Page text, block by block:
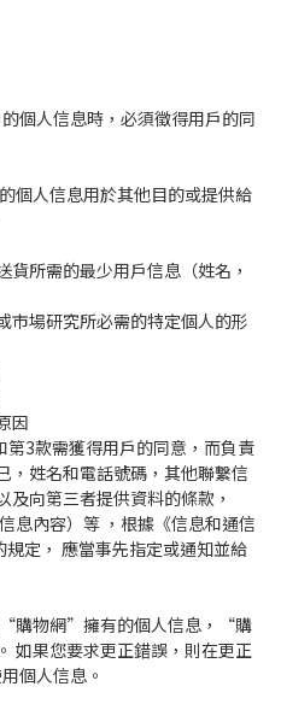
人信息時，必須徵得用戶的同
個人信息用於其他目的或提供給
所需的最少用戶信息（姓名，
市場研究所必需的特定個人的形
因
3款需獲得用戶的同意，而負責
，姓名和電話號碼，其他聯繫信
向第三者提供資料的條款，
息內容）等 ，根據《信息和通信
定， 應當事先指定或通知並給
購物網”擁有的個人信息，“購
如果您要求更正錯誤，則在更正
個人信息。